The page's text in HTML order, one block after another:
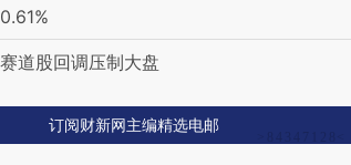
道股回调压制大盘
订阅财新网主编精选电邮